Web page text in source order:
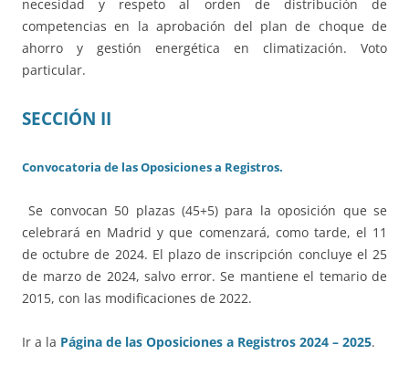
necesidad y respeto al orden de distribución de
competencias en la aprobación del plan de choque de
ahorro y gestión energética en climatización. Voto
particular.
SECCIÓN II
Convocatoria de las Oposiciones a Registros.
Se convocan 50 plazas (45+5) para la oposición que se
celebrará en Madrid y que comenzará, como tarde, el 11
de octubre de 2024. El plazo de inscripción concluye el 25
de marzo de 2024, salvo error. Se mantiene el temario de
2015, con las modificaciones de 2022.
Ir a la Página de las Oposiciones a Registros 2024 – 2025.